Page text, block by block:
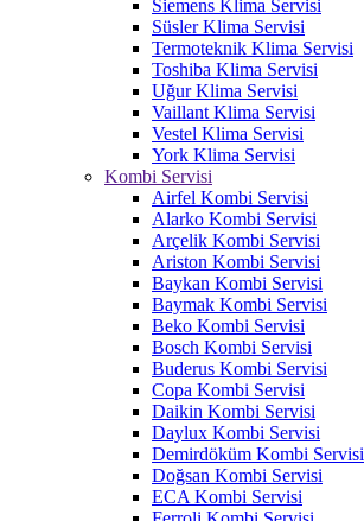
Siemens Klima Servisi
Süsler Klima Servisi
Termoteknik Klima Servisi
Toshiba Klima Servisi
Uğur Klima Servisi
Vaillant Klima Servisi
Vestel Klima Servisi
York Klima Servisi
Kombi Servisi
Airfel Kombi Servisi
Alarko Kombi Servisi
Arçelik Kombi Servisi
Ariston Kombi Servisi
Baykan Kombi Servisi
Baymak Kombi Servisi
Beko Kombi Servisi
Bosch Kombi Servisi
Buderus Kombi Servisi
Copa Kombi Servisi
Daikin Kombi Servisi
Daylux Kombi Servisi
Demirdöküm Kombi Servisi
Doğsan Kombi Servisi
ECA Kombi Servisi